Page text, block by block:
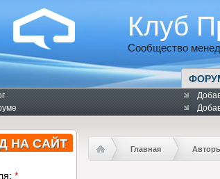
Клуб
Сообщество
НА САЙТ
*
Главная